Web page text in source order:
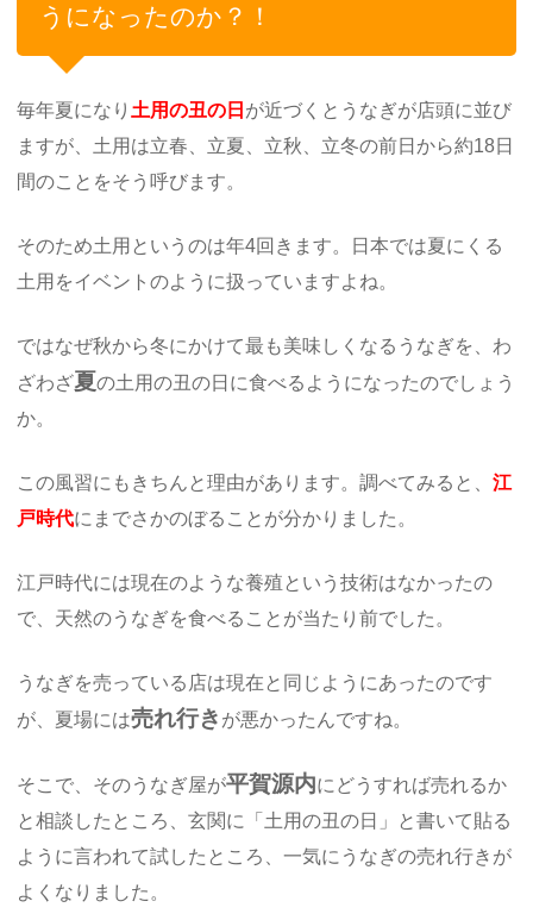
うになったのか？！
毎年夏になり 土用の丑の日 が近づくとうなぎが店頭に並び
ますが、土用は立春、立夏、立秋、立冬の前日から約18日
間のことをそう呼びます。
そのため土用というのは年4回きます。日本では夏にくる
土用をイベントのように扱っていますよね。
ではなぜ秋から冬にかけて最も美味しくなるうなぎを、わ
ざわざ夏の土用の丑の日に食べるようになったのでしょう
か。
この風習にもきちんと理由があります。調べてみると、江
戸時代にまでさかのぼることが分かりました。
江戸時代には現在のような養殖という技術はなかったの
で、天然のうなぎを食べることが当たり前でした。
うなぎを売っている店は現在と同じようにあったのです
が、夏場には売れ行き が悪かったんですね。
そこで、そのうなぎ屋が平賀源内にどうすれば売れるか
と相談したところ、玄関に「土用の丑の日」と書いて貼る
ように言われて試したところ、一気にうなぎの売れ行きが
よくなりました。